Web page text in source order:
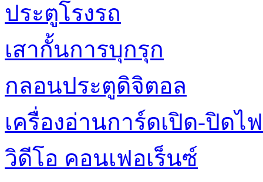
ประตูโรงรถ
เสากั้นการบุกรุก
กลอนประตูดิจิตอล
เครื่องอ่านการ์ดเปิด-ปิดไฟ
วิดีโอ คอนเฟอเร็นซ์